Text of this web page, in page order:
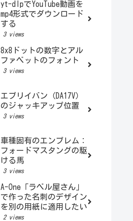
yt-dlpでYouTube動画を
mp4形式でダウンロード
する
3 views
8x8ドットの数字とアル
ファベットのフォント
3 views
エブリイバン（DA17V）
のジャッキアップ位置
3 views
車種固有のエンブレム：
フォードマスタングの駆
ける馬
3 views
A-One「ラベル屋さん」
で作った名刺のデザイン
を別の用紙に適用したい
2 views